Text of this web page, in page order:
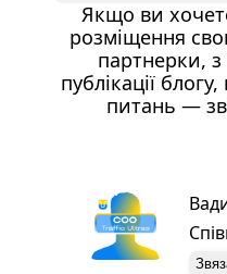
Якщо ви
розміщення
партнерки,
публікації
питань —